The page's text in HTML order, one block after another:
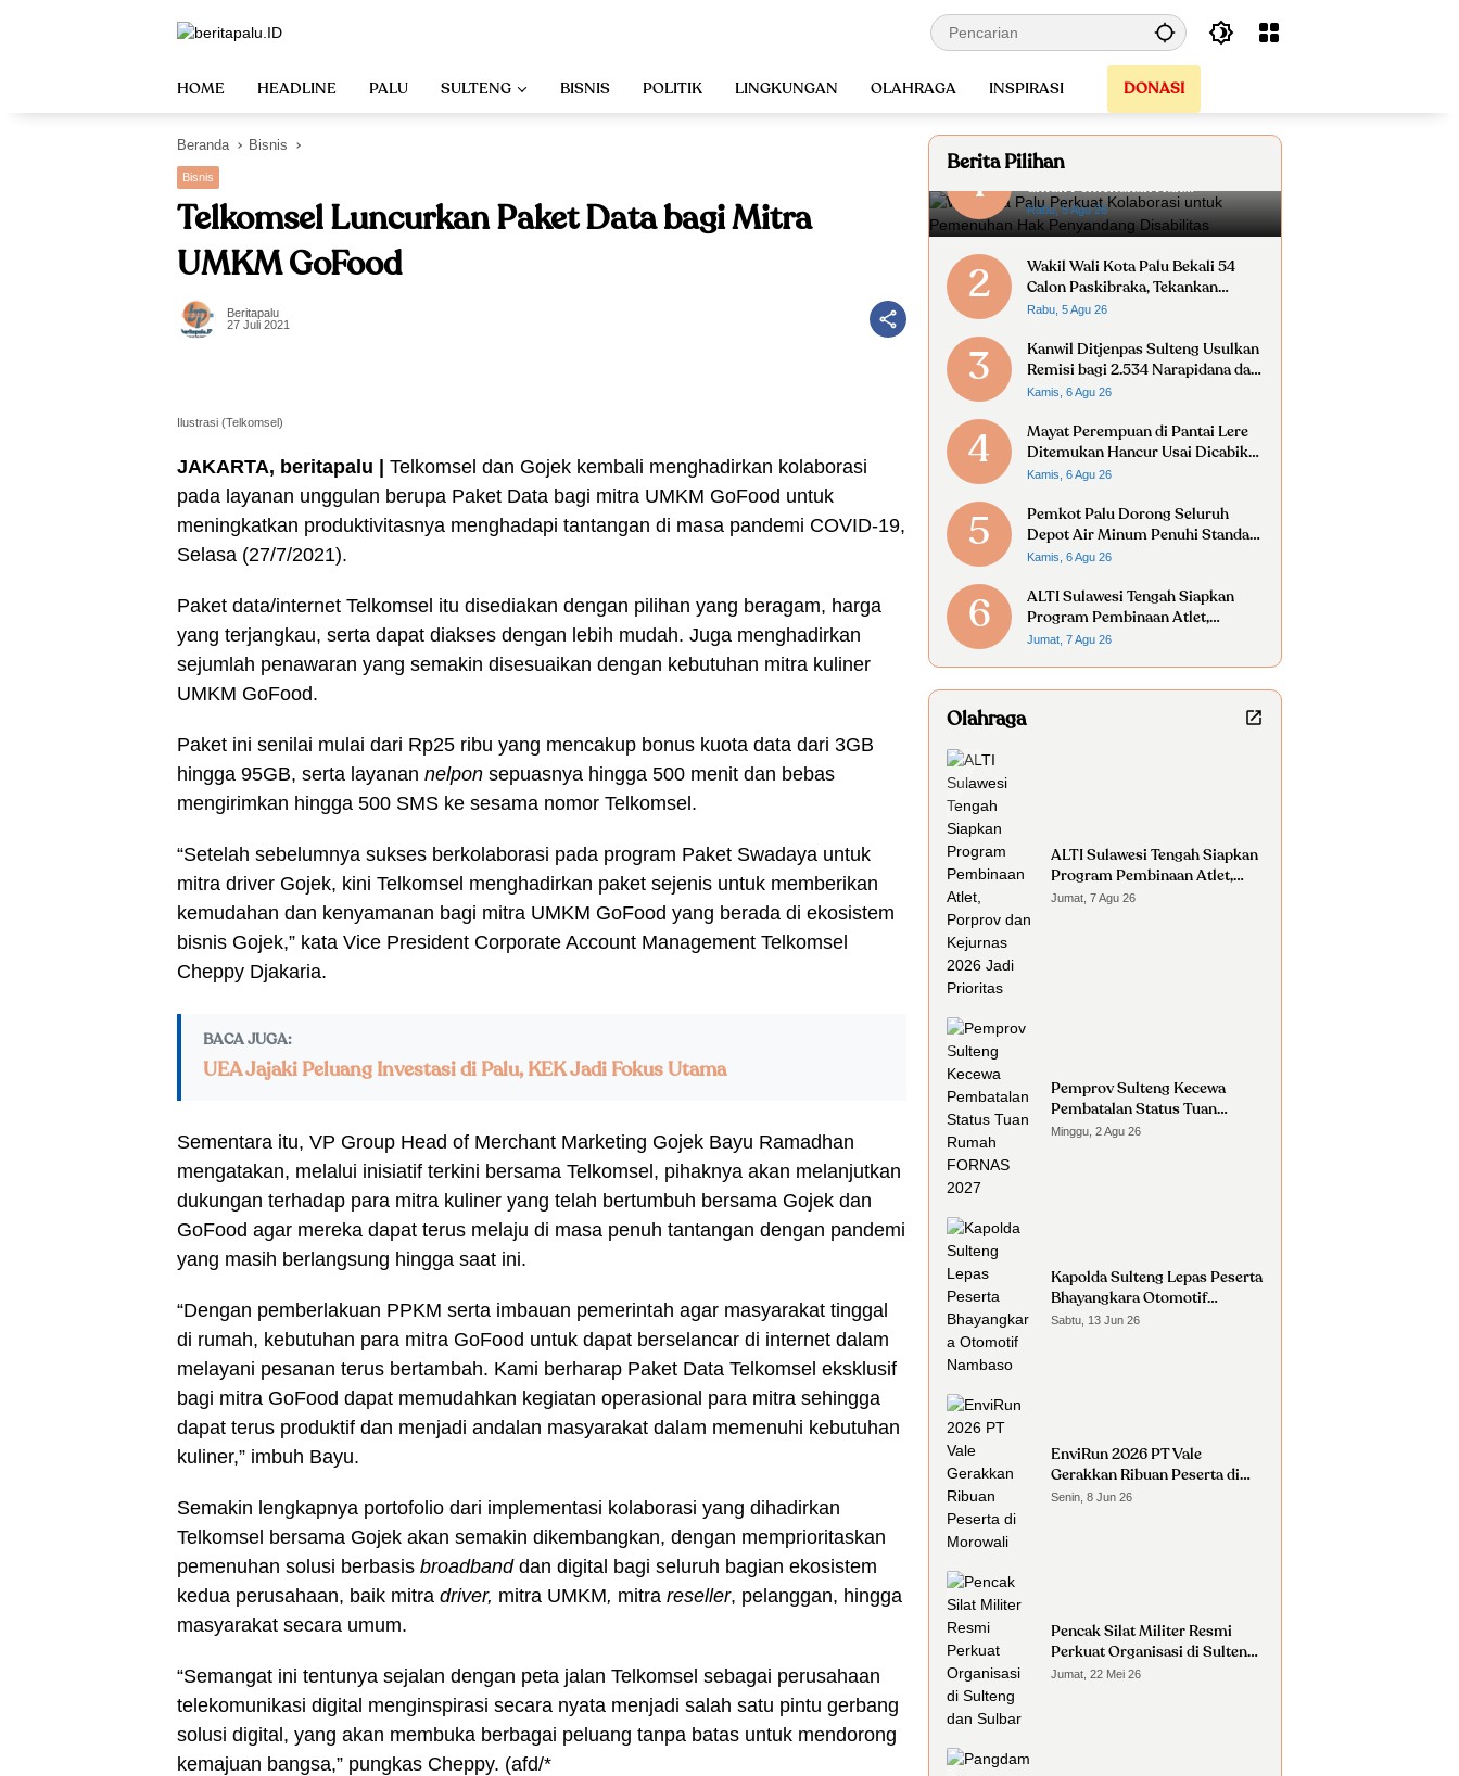
HOME HEADLINE PALU SULTENG BISNIS POLITIK LINGKUNGAN OLAHRAGA INSPIRASI DONASI
Beranda Bisnis
Bisnis
Telkomsel Luncurkan Paket Data bagi Mitra
UMKM GoFood
Beritapalu
27 Juli 2021
Ilustrasi (Telkomsel)
JAKARTA, beritapalu | Telkomsel dan Gojek kembali menghadirkan kolaborasi
pada layanan unggulan berupa Paket Data bagi mitra UMKM GoFood untuk
meningkatkan produktivitasnya menghadapi tantangan di masa pandemi COVID-19,
Selasa (27/7/2021).
Paket data/internet Telkomsel itu disediakan dengan pilihan yang beragam, harga
yang terjangkau, serta dapat diakses dengan lebih mudah. Juga menghadirkan
sejumlah penawaran yang semakin disesuaikan dengan kebutuhan mitra kuliner
UMKM GoFood.
Paket ini senilai mulai dari Rp25 ribu yang mencakup bonus kuota data dari 3GB
hingga 95GB, serta layanan nelpon sepuasnya hingga 500 menit dan bebas
mengirimkan hingga 500 SMS ke sesama nomor Telkomsel.
“Setelah sebelumnya sukses berkolaborasi pada program Paket Swadaya untuk
mitra driver Gojek, kini Telkomsel menghadirkan paket sejenis untuk memberikan
kemudahan dan kenyamanan bagi mitra UMKM GoFood yang berada di ekosistem
bisnis Gojek,” kata Vice President Corporate Account Management Telkomsel
Cheppy Djakaria.
BACA JUGA:
UEA Jajaki Peluang Investasi di Palu, KEK Jadi Fokus Utama
Sementara itu, VP Group Head of Merchant Marketing Gojek Bayu Ramadhan
mengatakan, melalui inisiatif terkini bersama Telkomsel, pihaknya akan melanjutkan
dukungan terhadap para mitra kuliner yang telah bertumbuh bersama Gojek dan
GoFood agar mereka dapat terus melaju di masa penuh tantangan dengan pandemi
yang masih berlangsung hingga saat ini.
“Dengan pemberlakuan PPKM serta imbauan pemerintah agar masyarakat tinggal
di rumah, kebutuhan para mitra GoFood untuk dapat berselancar di internet dalam
melayani pesanan terus bertambah. Kami berharap Paket Data Telkomsel eksklusif
bagi mitra GoFood dapat memudahkan kegiatan operasional para mitra sehingga
dapat terus produktif dan menjadi andalan masyarakat dalam memenuhi kebutuhan
kuliner,” imbuh Bayu.
Semakin lengkapnya portofolio dari implementasi kolaborasi yang dihadirkan
Telkomsel bersama Gojek akan semakin dikembangkan, dengan memprioritaskan
pemenuhan solusi berbasis broadband dan digital bagi seluruh bagian ekosistem
kedua perusahaan, baik mitra driver, mitra UMKM, mitra reseller, pelanggan, hingga
masyarakat secara umum.
“Semangat ini tentunya sejalan dengan peta jalan Telkomsel sebagai perusahaan
telekomunikasi digital menginspirasi secara nyata menjadi salah satu pintu gerbang
solusi digital, yang akan membuka berbagai peluang tanpa batas untuk mendorong
kemajuan bangsa,” pungkas Cheppy. (afd/*
Berita Pilihan
1
Wali Kota Palu Perkuat Kolaborasi
untuk Pemenuhan Hak
Penyandang Disabilitas
Rabu, 5 Agu 26
2
Wakil Wali Kota Palu Bekali 54
Calon Paskibraka, Tekankan
Disiplin dan Nasionalisme
Rabu, 5 Agu 26
3
Kanwil Ditjenpas Sulteng Usulkan
Remisi bagi 2.534 Narapidana dan
Anak Binaan
Kamis, 6 Agu 26
4
Mayat Perempuan di Pantai Lere
Ditemukan Hancur Usai Dicabik
Buaya
Kamis, 6 Agu 26
5
Pemkot Palu Dorong Seluruh
Depot Air Minum Penuhi Standar
Higiene Sanitasi
Kamis, 6 Agu 26
6
ALTI Sulawesi Tengah Siapkan
Program Pembinaan Atlet,
Porprov dan Kejurnas 2026 Jadi
Jumat, 7 Agu 26
Olahraga
ALTI Sulawesi Tengah Siapkan
Program Pembinaan Atlet,
Porprov dan Kejurnas 2026
Jumat, 7 Agu 26
Pemprov Sulteng Kecewa
Pembatalan Status Tuan
Rumah FORNAS 2027
Minggu, 2 Agu 26
Kapolda Sulteng Lepas Peserta
Bhayangkara Otomotif
Nambaso
Sabtu, 13 Jun 26
EnviRun 2026 PT Vale
Gerakkan Ribuan Peserta di
Morowali
Senin, 8 Jun 26
Pencak Silat Militer Resmi
Perkuat Organisasi di Sulteng
dan Sulbar
Jumat, 22 Mei 26